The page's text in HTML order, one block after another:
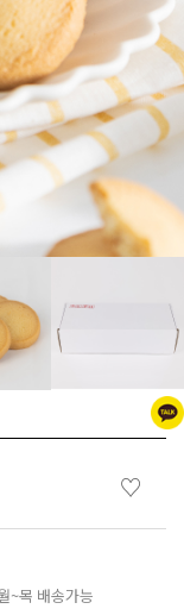
♡
~목 배송가능